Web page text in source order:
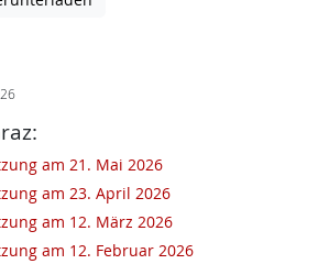
am 21. Mai 2026
am 23. April 2026
am 12. März 2026
am 12. Februar 2026